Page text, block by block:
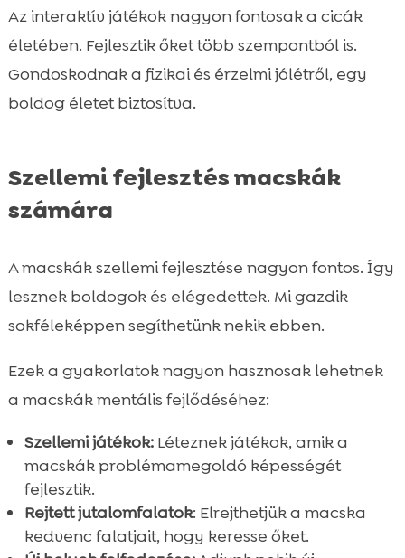
Az interaktív játékok nagyon fontosak a cicák
életében. Fejlesztik őket több szempontból is.
Gondoskodnak a fizikai és érzelmi jólétről, egy
boldog életet biztosítva.
Szellemi fejlesztés macskák
számára
A macskák szellemi fejlesztése nagyon fontos. Így
lesznek boldogok és elégedettek. Mi gazdik
sokféleképpen segíthetünk nekik ebben.
Ezek a gyakorlatok nagyon hasznosak lehetnek
a macskák mentális fejlődéséhez:
Szellemi játékok:Léteznek játékok, amik a
macskák problémamegoldó képességét
fejlesztik.
Rejtett jutalomfalatok: Elrejthetjük a macska
kedvenc falatjait, hogy keresse őket.